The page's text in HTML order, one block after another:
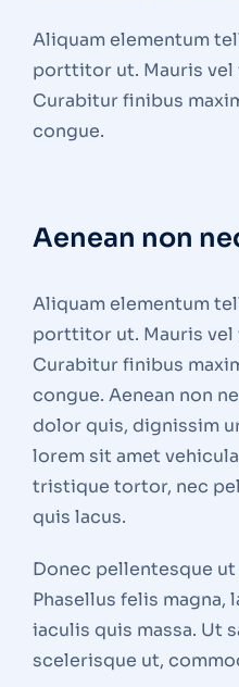
Aliquam elementum
porttitor ut. Mauris vel
Curabitur finibus
congue.
Aenean non
Aliquam elementum
porttitor ut. Mauris vel
Curabitur finibus
congue. Aenean non
dolor quis, dignissim
lorem sit amet
tristique tortor, nec
quis lacus.
Donec pellentesque
Phasellus felis magna,
iaculis quis massa. Ut
scelerisque ut,